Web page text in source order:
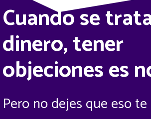
Cuando se
dinero, tener
objeciones es
Pero no dejes que eso